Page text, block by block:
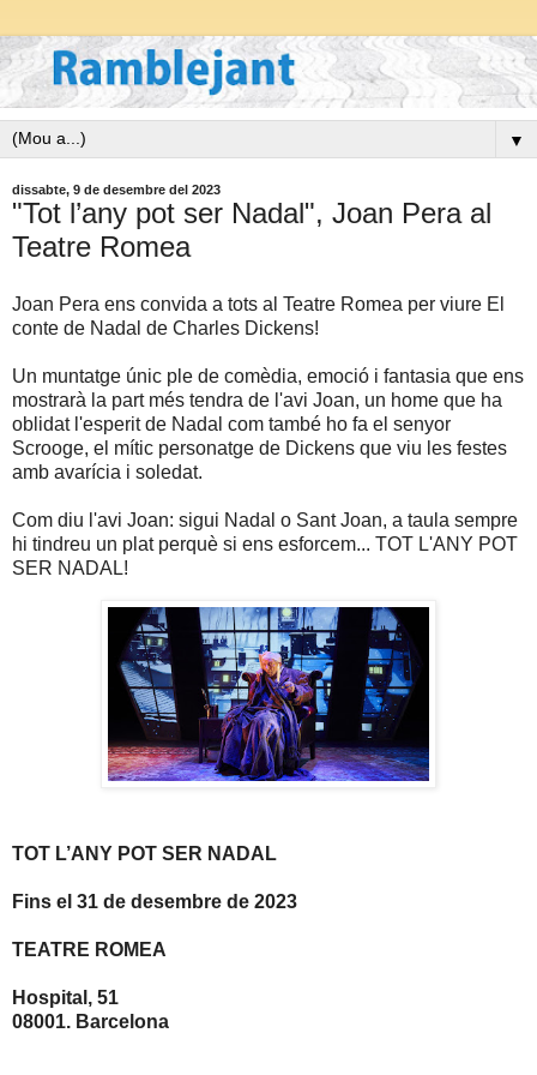
▼
dissabte, 9 de desembre del 2023
"Tot l’any pot ser Nadal", Joan Pera al
Teatre Romea
Joan Pera ens convida a tots al Teatre Romea per viure El
conte de Nadal de Charles Dickens!
Un muntatge únic ple de comèdia, emoció i fantasia que ens
mostrarà la part més tendra de l'avi Joan, un home que ha
oblidat l'esperit de Nadal com també ho fa el senyor
Scrooge, el mític personatge de Dickens que viu les festes
amb avarícia i soledat.
Com diu l'avi Joan: sigui Nadal o Sant Joan, a taula sempre
hi tindreu un plat perquè si ens esforcem... TOT L'ANY POT
SER NADAL!
TOT L’ANY POT SER NADAL
Fins el 31 de desembre de 2023
TEATRE ROMEA
Hospital, 51
08001. Barcelona